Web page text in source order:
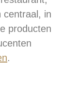
centraal, in
producten
.